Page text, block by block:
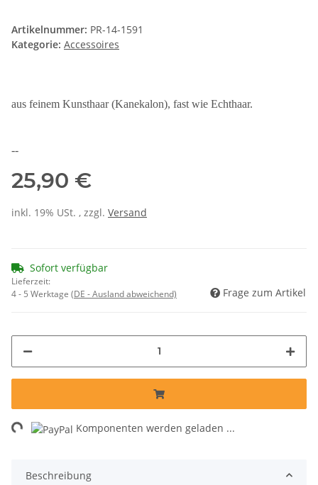
Artikelnummer: PR-14-1591
Kategorie: Accessoires
aus feinem Kunsthaar (Kanekalon), fast wie Echthaar.
--
25,90 €
inkl. 19% USt. , zzgl. Versand
Sofort verfügbar
Lieferzeit:
4 - 5 Werktage (DE - Ausland abweichend) Frage zum Artikel
Komponenten werden geladen ...
Beschreibung